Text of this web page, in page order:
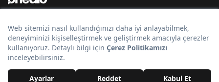
Bir markasıdır.